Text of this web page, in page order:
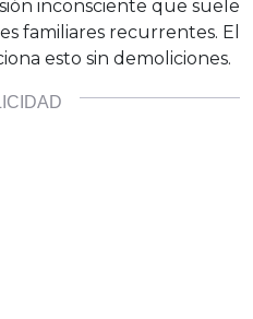
inconsciente que suele
familiares recurrentes. El
esto sin demoliciones.